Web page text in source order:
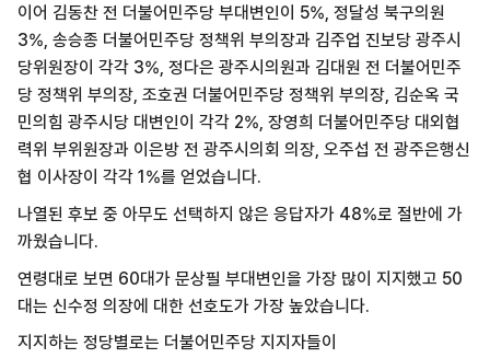
이어 김동찬 전 더불어민주당 부대변인이 5%, 정달성 북구의원
3%, 송승종 더불어민주당 정책위 부의장과 김주업 진보당 광주시
당위원장이 각각 3%, 정다은 광주시의원과 김대원 전 더불어민주
당 정책위 부의장, 조호권 더불어민주당 정책위 부의장, 김순옥 국
민의힘 광주시당 대변인이 각각 2%, 장영희 더불어민주당 대외협
력위 부위원장과 이은방 전 광주시의회 의장, 오주섭 전 광주은행신
협 이사장이 각각 1%를 얻었습니다.
나열된 후보 중 아무도 선택하지 않은 응답자가 48%로 절반에 가
까웠습니다.
연령대로 보면 60대가 문상필 부대변인을 가장 많이 지지했고 50
대는 신수정 의장에 대한 선호도가 가장 높았습니다.
지지하는 정당별로는 더불어민주당 지지자들이